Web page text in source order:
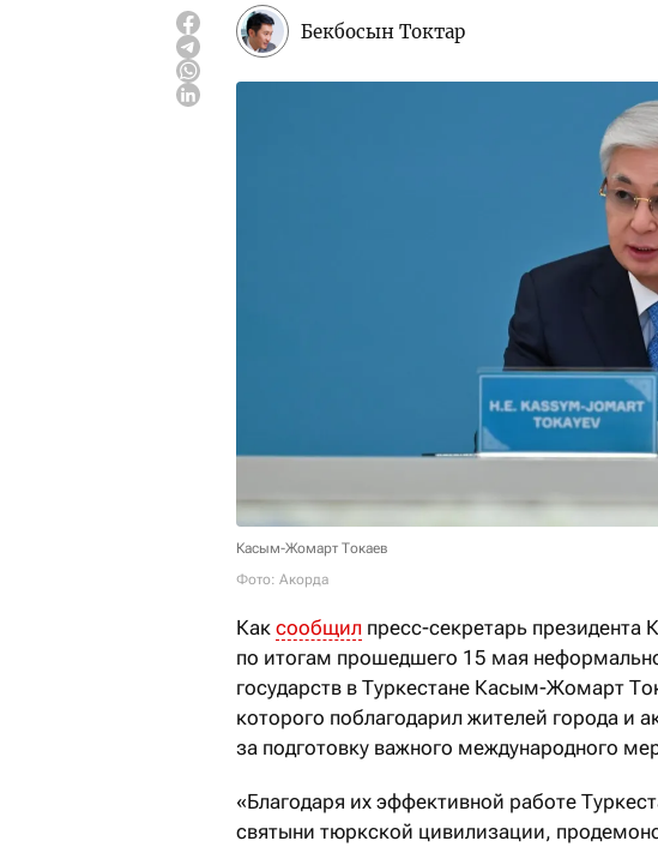
Бекбосын Токтар
Касым-Жомарт Токаев
Фото: Акорда
Как сообщил пресс-секретарь президента
по итогам прошедшего 15 мая
государств в Туркестане Касым-Жомарт
которого поблагодарил жителей города и
за подготовку важного международного
«Благодаря их эффективной работе
святыни тюркской цивилизации,